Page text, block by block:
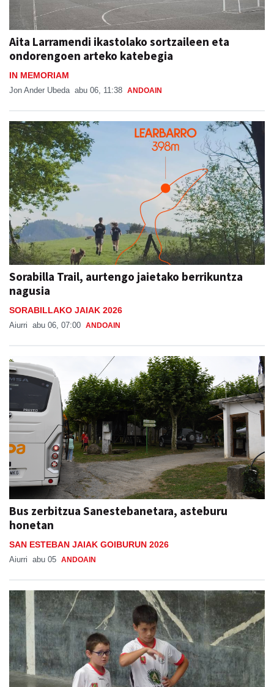
Aita Larramendi ikastolako sortzaileen eta
ondorengoen arteko katebegia
IN MEMORIAM
Jon Ander Ubeda ANDOAIN
Sorabilla Trail, aurtengo jaietako berrikuntza
nagusia
SORABILLAKO JAIAK 2026
Aiurri
Bus zerbitzua Sanestebanetara, asteburu
honetan
SAN ESTEBAN JAIAK GOIBURUN 2026